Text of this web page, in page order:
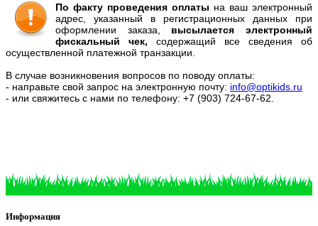
По факту проведения оплаты на ваш электронный
адрес, указанный в регистрационных данных при
оформлении заказа, высылается электронный
фискальный чек, содержащий все сведения об
осуществленной платежной транзакции.
В случае возникновения вопросов по поводу оплаты:
- направьте свой запрос на электронную почту: info@optikids.ru
- или свяжитесь с нами по телефону: +7 (903) 724-67-62.
Информация